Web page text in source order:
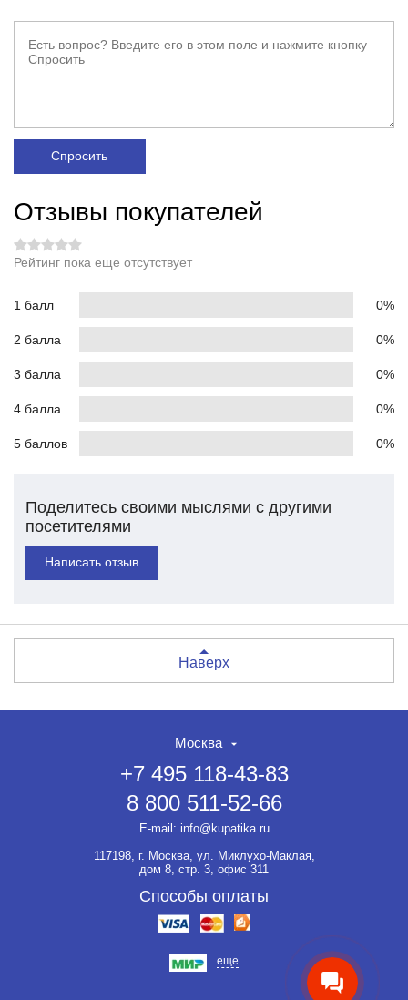
НЕТ СКИДКИ НА ТОВАР?!
ОФОРМЛЯЙТЕ ЗАКАЗ И
ВЫ ПОЛУЧИТЕ ЕЁ ДО 20%
Если товар не участвует ни в
какой акции, оформляйте
заказ и мы предоставим на
него скидку до 20%.
Спросить
Отзывы покупателей
Рейтинг пока еще отсутствует
1 балл 0%
2 балла 0%
3 балла 0%
4 балла 0%
5 баллов 0%
Поделитесь своими мыслями с другими
посетителями
Написать отзыв
Наверх
Москва
+7 495 118-43-83
8 800 511-52-66
E-mail: info@kupatika.ru
117198, г. Москва, ул. Миклухо-Маклая,
дом 8, стр. 3, офис 311
Способы оплаты
еще